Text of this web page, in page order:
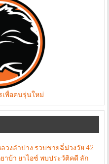
เพื่อคนรุ่นใหม่
วงลำปาง รวบชายฉี่ม่วงวัย 42
าบ้า ยาไอซ์ พบประวัติคดี ลัก